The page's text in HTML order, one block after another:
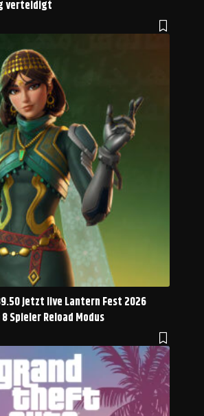
verteidigt
jetzt live Lantern Fest 2026
Spieler Reload Modus